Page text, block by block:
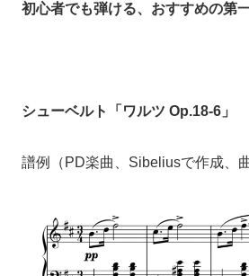
初心者でも弾ける、おすすめの第
シューベルト「ワルツ Op.18-6」
譜例（PD楽曲、Sibeliusで作成、曲